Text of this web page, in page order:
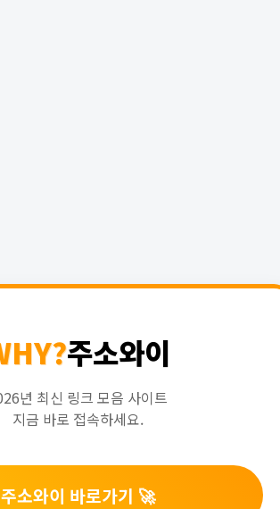
주소와이
년 최신 링크 모음 사이트
지금 바로 접속하세요.
주소와이 바로가기 🚀